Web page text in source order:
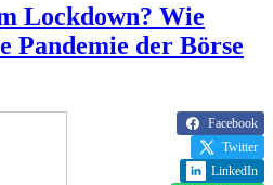
Lockdown? Wie
Pandemie der Börse
Facebook
Twitter
LinkedIn